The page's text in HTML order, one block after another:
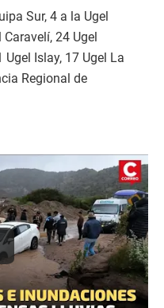
Sur, 4 a la Ugel
24 Ugel
Ugel Islay, 17 Ugel La
Regional de